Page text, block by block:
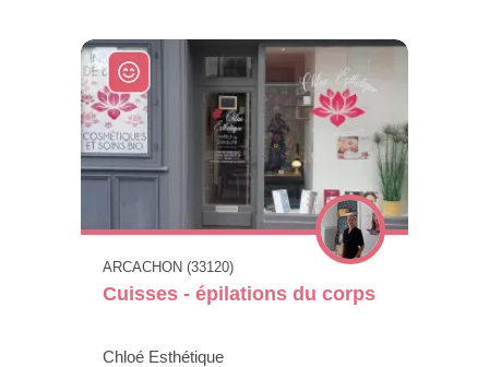
ARCACHON (33120)
Cuisses - épilations du corps
Chloé Esthétique